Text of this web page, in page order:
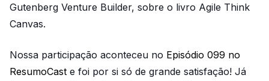
Gutenberg Venture Builder, sobre o livro Agile Think
Canvas.
Nossa participação aconteceu no Episódio 099 no
ResumoCast e foi por si só de grande satisfação! Já